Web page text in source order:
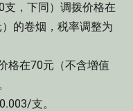
，下同）调拨价格在
的卷烟，税率调整为
在70元（不含增值
支。